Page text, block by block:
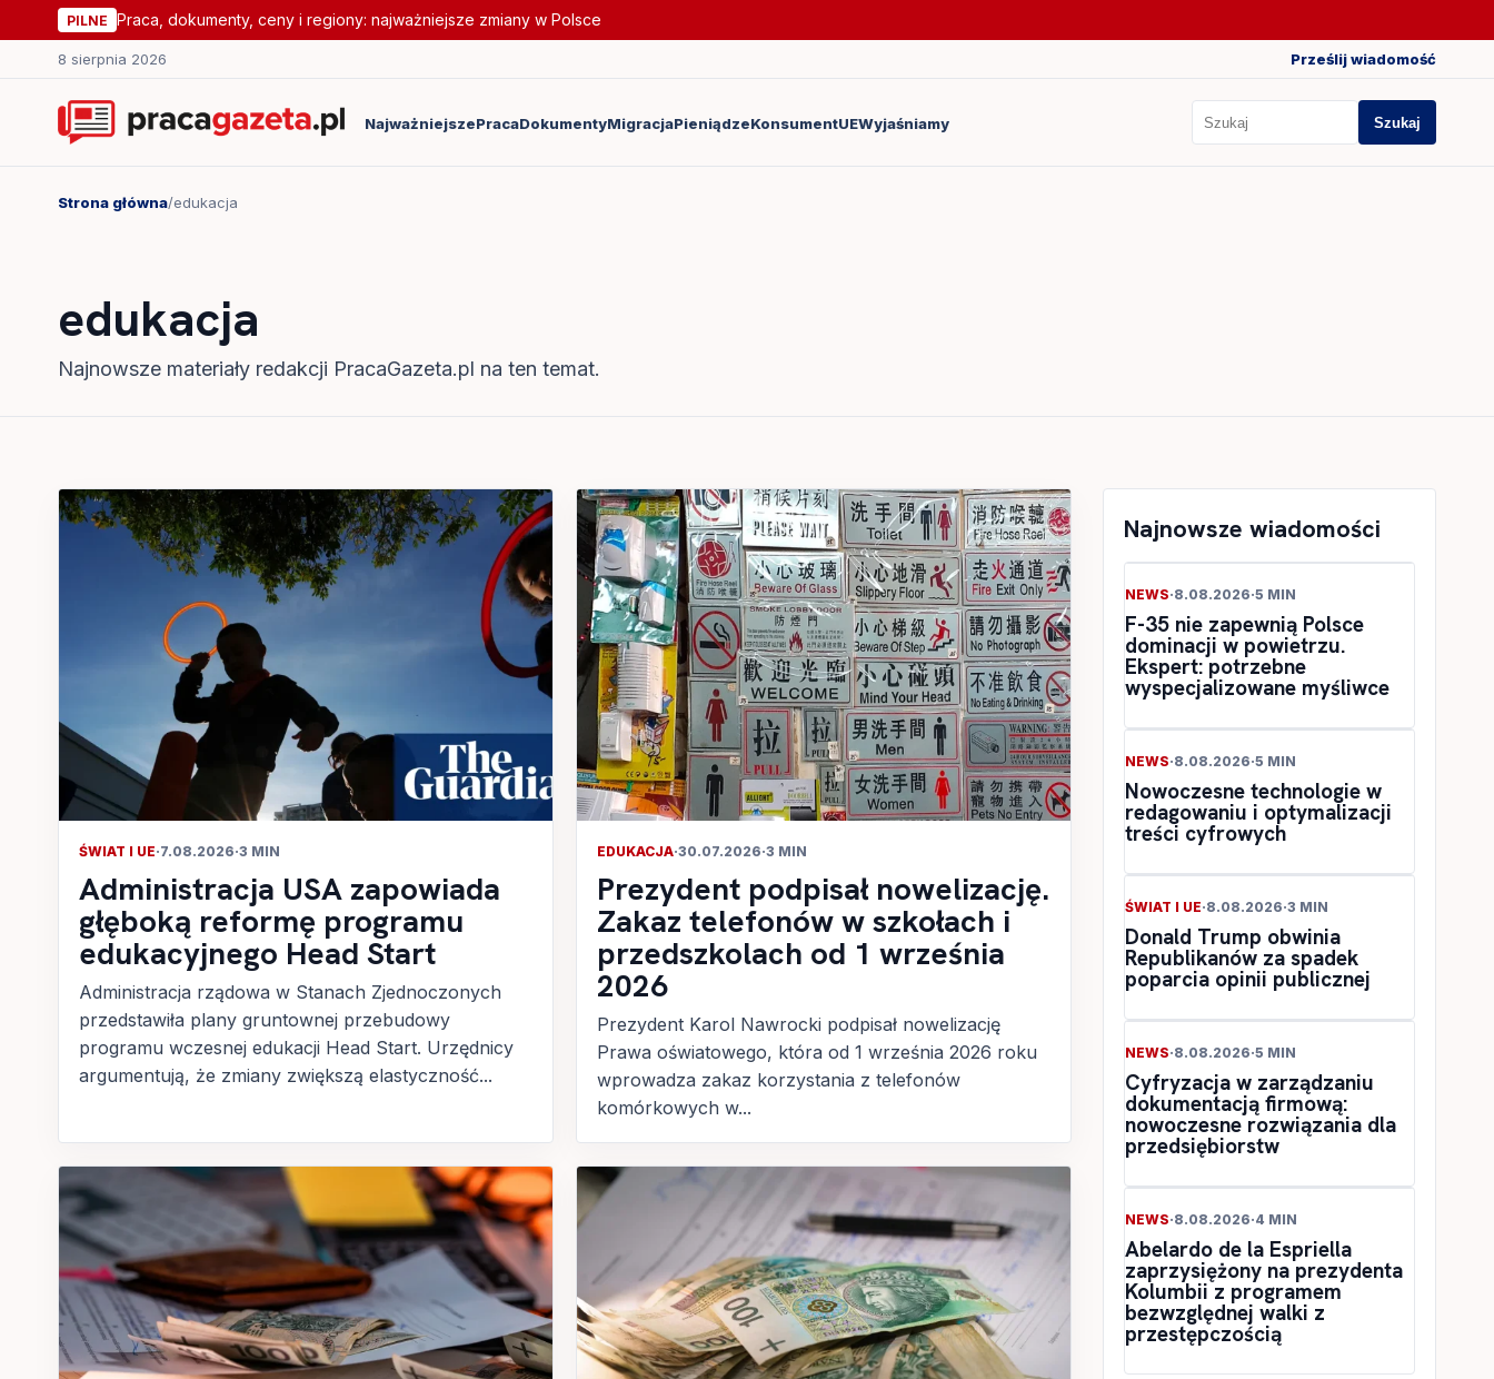
PILNE Praca, dokumenty, ceny i regiony: najważniejsze zmiany w Polsce
8 sierpnia 2026 Prześlij wiadomość
NajważniejszePracaDokumentyMigracjaPieniądzeKonsumentUEWyjaśniamy Szukaj
Szukaj
Strona główna/edukacja
edukacja
Najnowsze materiały redakcji PracaGazeta.pl na ten temat.
ŚWIAT I UE·7.08.2026·3 MIN
Administracja USA zapowiada
głęboką reformę programu
edukacyjnego Head Start
Administracja rządowa w Stanach Zjednoczonych
przedstawiła plany gruntownej przebudowy
programu wczesnej edukacji Head Start. Urzędnicy
argumentują, że zmiany zwiększą elastyczność...
EDUKACJA·30.07.2026·3 MIN
Prezydent podpisał nowelizację.
Zakaz telefonów w szkołach i
przedszkolach od 1 września
2026
Prezydent Karol Nawrocki podpisał nowelizację
Prawa oświatowego, która od 1 września 2026 roku
wprowadza zakaz korzystania z telefonów
komórkowych w...
Najnowsze wiadomości
NEWS·8.08.2026·5 MIN
F-35 nie zapewnią Polsce
dominacji w powietrzu.
Ekspert: potrzebne
wyspecjalizowane myśliwce
NEWS·8.08.2026·5 MIN
Nowoczesne technologie w
redagowaniu i optymalizacji
treści cyfrowych
ŚWIAT I UE·8.08.2026·3 MIN
Donald Trump obwinia
Republikanów za spadek
poparcia opinii publicznej
NEWS·8.08.2026·5 MIN
Cyfryzacja w zarządzaniu
dokumentacją firmową:
nowoczesne rozwiązania dla
przedsiębiorstw
NEWS·8.08.2026·4 MIN
Abelardo de la Espriella
zaprzysiężony na prezydenta
Kolumbii z programem
bezwzględnej walki z
przestępczością